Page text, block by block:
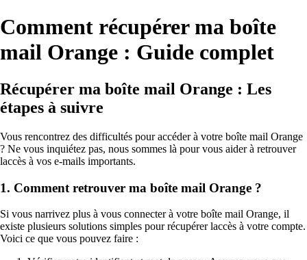
Comment récupérer ma boîte
mail Orange : Guide complet
Récupérer ma boîte mail Orange : Les
étapes à suivre
Vous rencontrez des difficultés pour accéder à votre boîte mail Orange
? Ne vous inquiétez pas, nous sommes là pour vous aider à retrouver
laccès à vos e-mails importants.
1. Comment retrouver ma boîte mail Orange ?
Si vous narrivez plus à vous connecter à votre boîte mail Orange, il
existe plusieurs solutions simples pour récupérer laccès à votre compte.
Voici ce que vous pouvez faire :